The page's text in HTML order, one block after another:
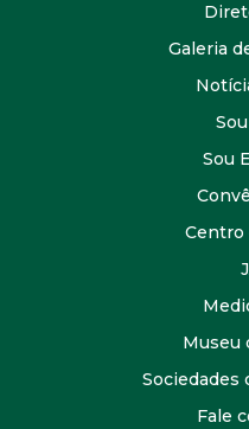
Galeria
Sou
Centro
Museu
Sociedades
Fale